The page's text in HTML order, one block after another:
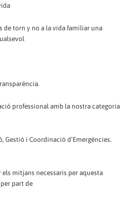
de torn y no a la vida familiar una
professional amb la nostra categoria
Gestió i Coordinació d’Emergències.
mitjans necessaris per aquesta
part de